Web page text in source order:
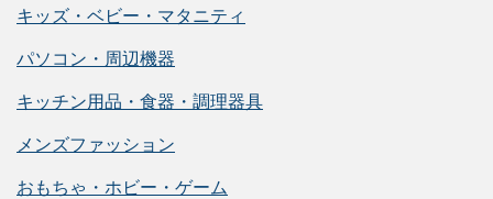
キッズ・ベビー・マタニティ
パソコン・周辺機器
キッチン用品・食器・調理器具
メンズファッション
おもちゃ・ホビー・ゲーム